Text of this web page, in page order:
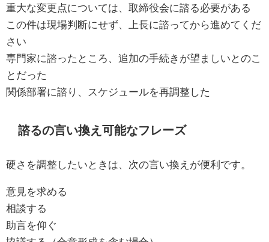
重大な変更点については、取締役会に諮る必要がある
この件は現場判断にせず、上長に諮ってから進めてくだ
さい
専門家に諮ったところ、追加の手続きが望ましいとのこ
とだった
関係部署に諮り、スケジュールを再調整した
諮るの言い換え可能なフレーズ
硬さを調整したいときは、次の言い換えが便利です。
意見を求める
相談する
助言を仰ぐ